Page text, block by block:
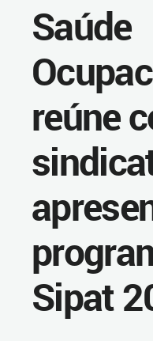
Saúde
reúne
Sipat